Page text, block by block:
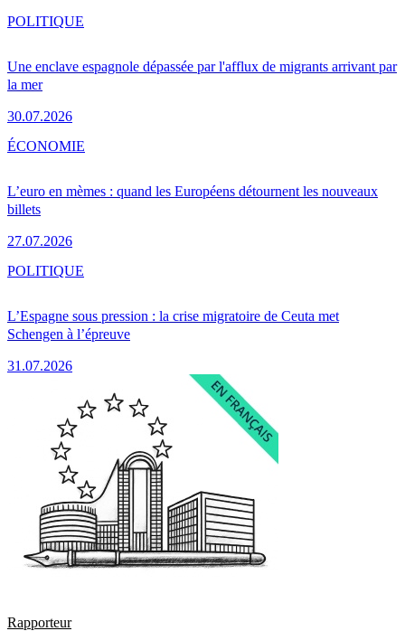
Une enclave espagnole dépassée par l'afflux de migrants arrivant par
la mer
30.07.2026
POLITIQUE
L’euro en mèmes : quand les Européens détournent les nouveaux
billets
27.07.2026
ÉCONOMIE
L’Espagne sous pression : la crise migratoire de Ceuta met
Schengen à l’épreuve
31.07.2026
POLITIQUE
Rapporteur